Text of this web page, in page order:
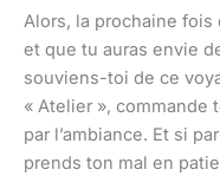
Alors, la prochaine fois
et que tu auras envie
souviens-toi de ce
« Atelier », commande
par l’ambiance. Et si
prends ton mal en